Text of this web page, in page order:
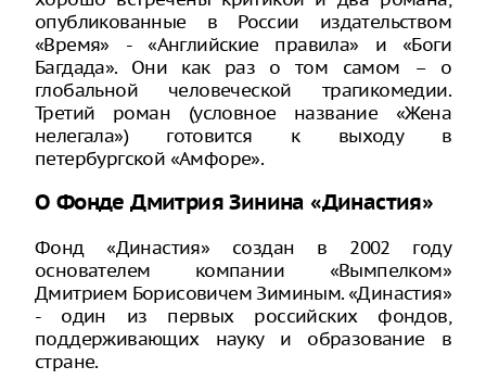
опубликованные в России издательством
«Время» - «Английские правила» и «Боги
Багдада». Они как раз о том самом – о
глобальной человеческой трагикомедии.
Третий роман (условное название «Жена
нелегала») готовится к выходу в
петербургской «Амфоре».
О Фонде Дмитрия Зинина «Династия»
Фонд «Династия» создан в 2002 году
основателем компании «Вымпелком»
Дмитрием Борисовичем Зиминым. «Династия»
- один из первых российских фондов,
поддерживающих науку и образование в
стране.